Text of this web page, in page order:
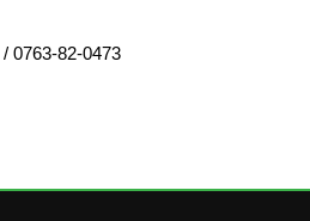
/ 0763-82-0473